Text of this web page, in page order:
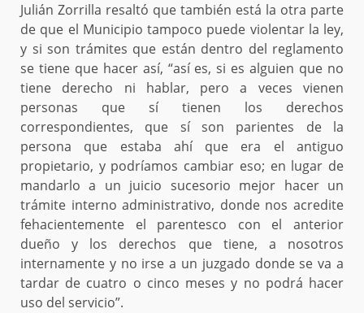
Julián Zorrilla resaltó que también está la otra parte
de que el Municipio tampoco puede violentar la ley,
y si son trámites que están dentro del reglamento
se tiene que hacer así, “así es, si es alguien que no
tiene derecho ni hablar, pero a veces vienen
personas que sí tienen los derechos
correspondientes, que sí son parientes de la
persona que estaba ahí que era el antiguo
propietario, y podríamos cambiar eso; en lugar de
mandarlo a un juicio sucesorio mejor hacer un
trámite interno administrativo, donde nos acredite
fehacientemente el parentesco con el anterior
dueño y los derechos que tiene, a nosotros
internamente y no irse a un juzgado donde se va a
tardar de cuatro o cinco meses y no podrá hacer
uso del servicio”.